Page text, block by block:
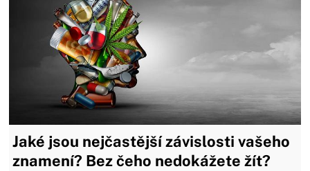
Jaké jsou nejčastější závislosti vašeho
znamení? Bez čeho nedokážete žít?